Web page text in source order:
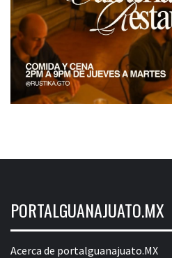
PORTALGUANAJUATO.MX
Acerca de portalguanajuato.MX